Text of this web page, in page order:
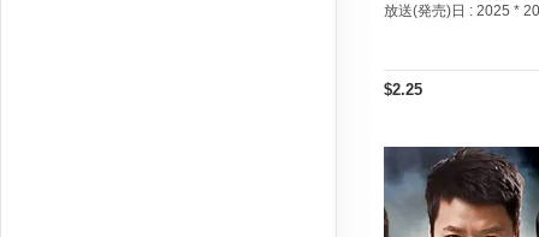
放送(発売)日 : 2025 *
$2.25